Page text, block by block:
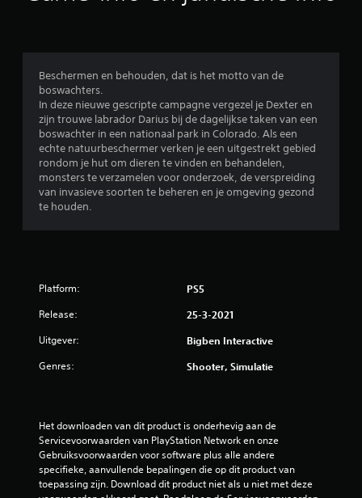
r
d
l
i
5
Beschermen en behouden, dat is het motto van de
boswachters.
In deze nieuwe gescripte campagne vergezel je Dexter en
zijn trouwe labrador Darius bij de dagelijkse taken van een
boswachter in een nationaal park in Colorado. Als een
echte natuurbeschermer verken je een uitgestrekt gebied
rondom je hut om dieren te vinden en behandelen,
monsters te verzamelen voor onderzoek, de verspreiding
van invasieve soorten te beheren en je omgeving gezond
te houden.
Platform: PS5
Release: 25-3-2021
Uitgever: Bigben Interactive
Genres: Shooter, Simulatie
Het downloaden van dit product is onderhevig aan de
Servicevoorwaarden van PlayStation Network en onze
Gebruiksvoorwaarden voor software plus alle andere
specifieke, aanvullende bepalingen die op dit product van
toepassing zijn. Download dit product niet als u niet met deze